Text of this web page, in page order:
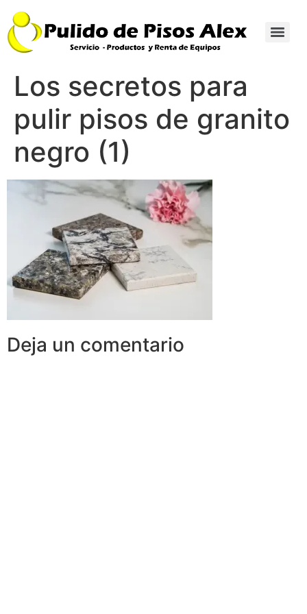
Los secretos para
pulir pisos de granito
negro (1)
Deja un comentario